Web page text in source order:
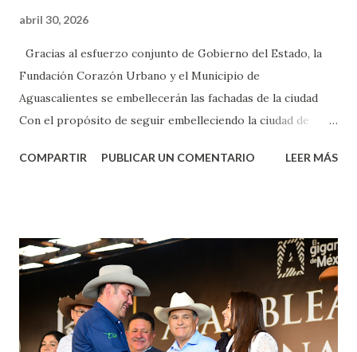
abril 30, 2026
Gracias al esfuerzo conjunto de Gobierno del Estado, la
Fundación Corazón Urbano y el Municipio de
Aguascalientes se embellecerán las fachadas de la ciudad
Con el propósito de seguir embelleciendo la ciudad de
municipal, Leo Montañez dio inicio al programa
Corazón Urbano y el Municipio capital. Leo Montañez
informó que en este programa se usarán cerca de 90 mil
metros cuadrados de pintura, para dar inicio en la calle
Nieto, entre Jesús F. Elizondo y la calle 22 de Octubre, con
lo que se aplicará pintura en 66 casas. Posteriormente se
COMPARTIR PUBLICAR UN COMENTARIO LEER MÁS